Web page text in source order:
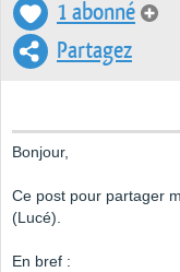
1 abonné
Partagez
Bonjour,
Ce post pour partager
(Lucé).
En bref :